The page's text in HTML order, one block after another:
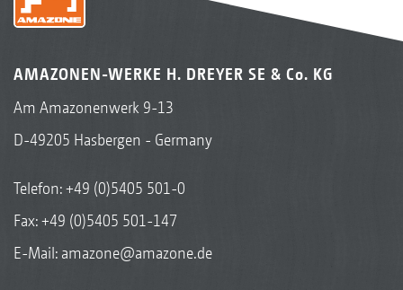
AMAZONEN-WERKE H. DREYER SE & Co. KG
Am Amazonenwerk 9-13
D-49205 Hasbergen - Germany
Telefon:+49 (0)5405 501-0
Fax: +49 (0)5405 501-147
E-Mail: amazone@amazone.de